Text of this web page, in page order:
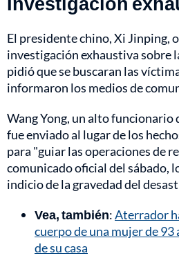
El presidente chino, Xi Jinping,
investigación exhaustiva sobre
pidió que se buscaran las
informaron los medios de
Wang Yong, un alto
fue enviado al lugar de los
para "guiar las operaciones de
comunicado oficial del sábado,
indicio de la gravedad del
Vea, también:Aterrador
cuerpo de una mujer de 93
de su casa